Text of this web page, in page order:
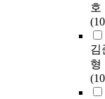
호
김
형